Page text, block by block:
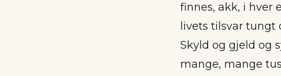
finnes, akk, i hver
livets tilsvar tungt
Skyld og gjeld og
mange, mange